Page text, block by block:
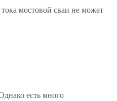
мостовой сваи не может
есть много